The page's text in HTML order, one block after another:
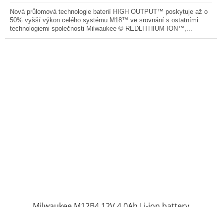
Nová průlomová technologie baterií HIGH OUTPUT™ poskytuje až o
50% vyšší výkon celého systému M18™ ve srovnání s ostatními
technologiemi společnosti Milwaukee © REDLITHIUM-ION™,...